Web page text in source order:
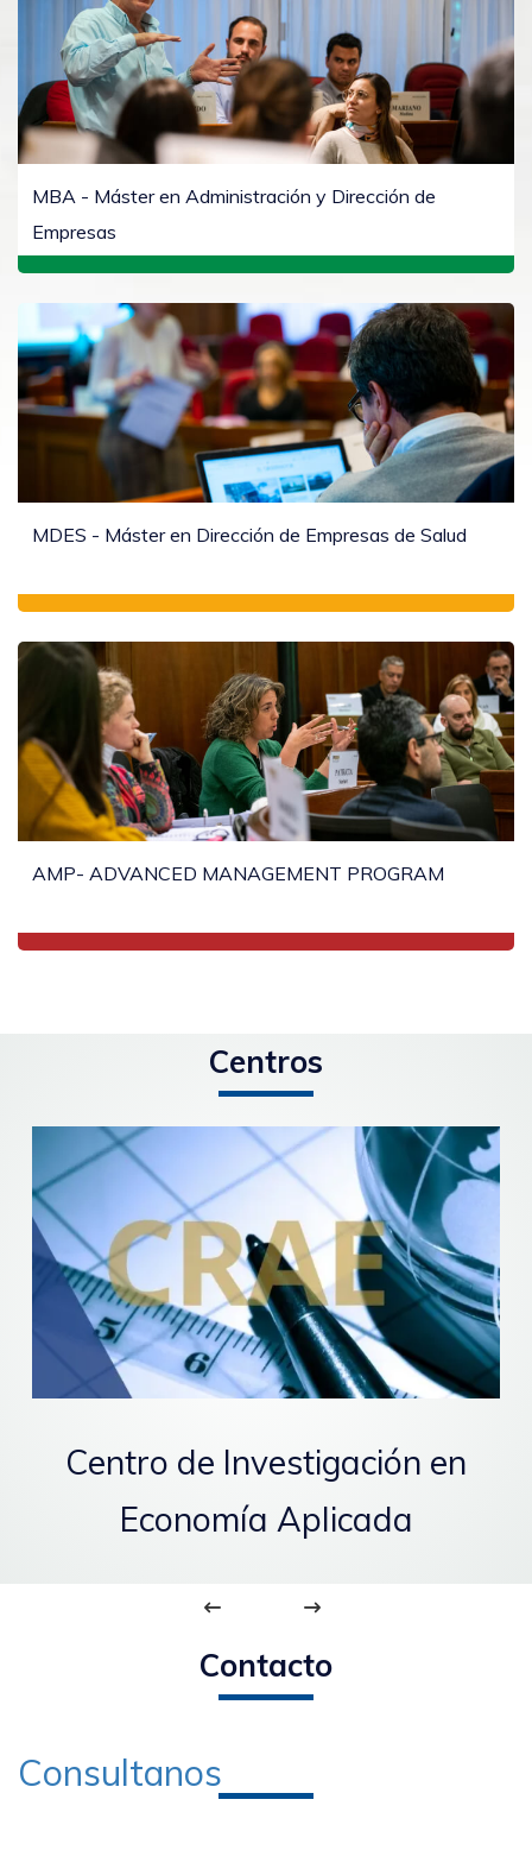
MBA - Máster en Administración y Dirección de
Empresas
MDES - Máster en Dirección de Empresas de Salud
AMP- ADVANCED MANAGEMENT PROGRAM
Centros
Centro de Investigación en
Economía Aplicada
Contacto
Consultanos